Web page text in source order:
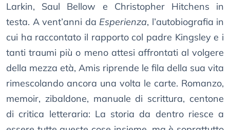
Larkin, Saul Bellow e Christopher Hitchens in
testa. A vent’anni da Esperienza, l’autobiografia in
cui ha raccontato il rapporto col padre Kingsley e i
tanti traumi più o meno attesi affrontati al volgere
della mezza età, Amis riprende le fila della sua vita
rimescolando ancora una volta le carte. Romanzo,
memoir, zibaldone, manuale di scrittura, centone
di critica letteraria: La storia da dentro riesce a